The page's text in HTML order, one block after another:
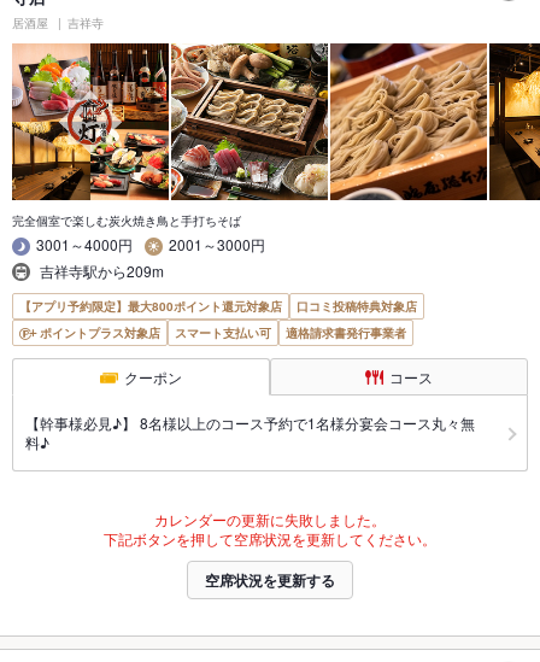
居酒屋 吉祥寺
完全個室で楽しむ炭火焼き鳥と手打ちそば
3001～4000円
2001～3000円
吉祥寺駅から209m
【アプリ予約限定】最大800ポイント還元対象店
口コミ投稿特典対象店
ポイントプラス対象店
スマート支払い可 適格請求書発行事業者
クーポン コース
【幹事様必見♪】 8名様以上のコース予約で1名様分宴会コース丸々無
料♪
カレンダーの更新に失敗しました。
下記ボタンを押して空席状況を更新してください。
空席状況を更新する